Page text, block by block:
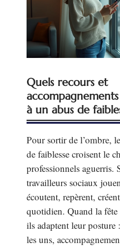
Quels recours et
à un abus de
Pour sortir de l’ombre,
de faiblesse croisent le
professionnels aguerris.
travailleurs sociaux
écoutent, repèrent,
quotidien. Quand la fête
ils adaptent leur
les uns,